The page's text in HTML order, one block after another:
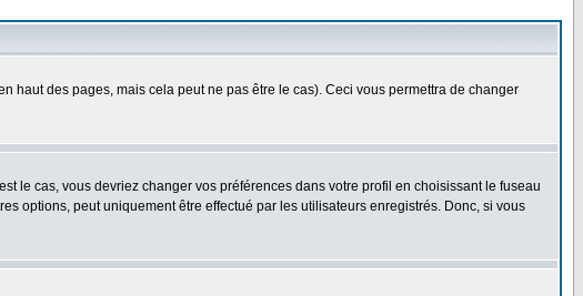
haut des pages, mais cela peut ne pas être le cas). Ceci vous permettra de changer
le cas, vous devriez changer vos préférences dans votre profil en choisissant le fuseau
options, peut uniquement être effectué par les utilisateurs enregistrés. Donc, si vous